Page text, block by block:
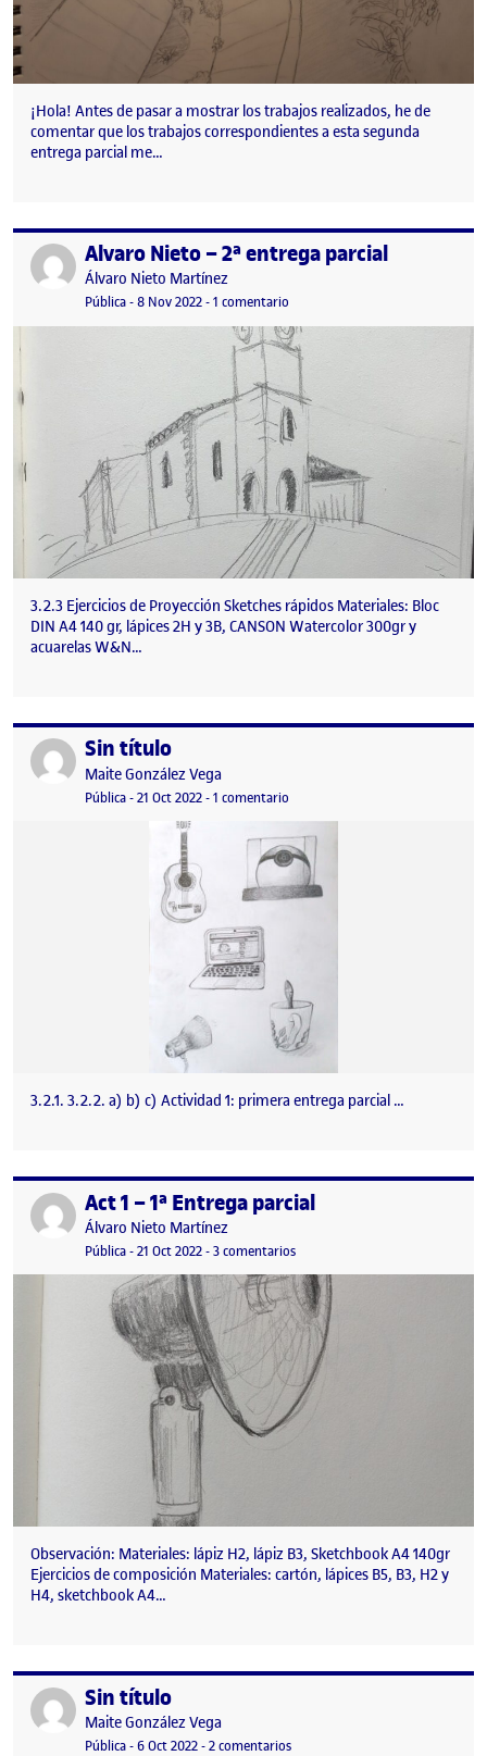
¡Hola! Antes de pasar a mostrar los trabajos realizados, he de
comentar que los trabajos correspondientes a esta segunda
entrega parcial me…
Publicado porAlvaro Nieto – 2ª entrega parcial
Publicado por
Álvaro Nieto Martínez
Visibilidad:
Pública-Fecha de publicación
8 Nov 2022-1 comentario
3.2.3 Ejercicios de Proyección Sketches rápidos Materiales: Bloc
DIN A4 140 gr, lápices 2H y 3B, CANSON Watercolor 300gr y
acuarelas W&N…
Publicado porSin título
Publicado por
Maite González Vega
Visibilidad:
Pública-Fecha de publicación
21 Oct 2022-1 comentario
3.2.1. 3.2.2. a) b) c) Actividad 1: primera entrega parcial …
Publicado porAct 1 – 1ª Entrega parcial
Publicado por
Álvaro Nieto Martínez
Visibilidad:
Pública-Fecha de publicación
21 Oct 202221 octubre, 2022 8:56 pm
-3 comentariosen Act 1 – 1ª Entrega parcial
Observación: Materiales: lápiz H2, lápiz B3, Sketchbook A4 140gr
Ejercicios de composición Materiales: cartón, lápices B5, B3, H2 y
H4, sketchbook A4…
Publicado porSin título
Publicado por
Maite González Vega
Visibilidad:
Pública-Fecha de publicación
6 Oct 2022-2 comentariosen Sin título